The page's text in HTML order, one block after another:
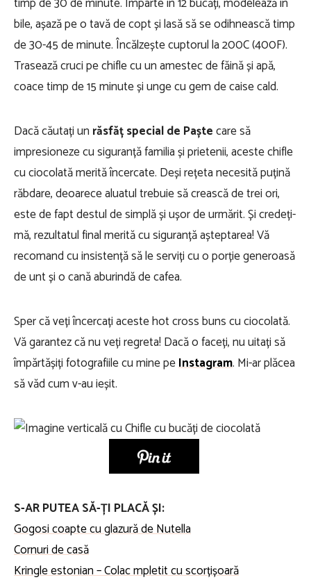
bile, așază pe o tavă de copt și lasă să se odihnească timp
de 30-45 de minute. Încălzește cuptorul la 200C (400F).
Trasează cruci pe chifle cu un amestec de făină și apă,
coace timp de 15 minute și unge cu gem de caise cald.
Dacă căutați un răsfăț special de Paștecare să
impresioneze cu siguranță familia și prietenii, aceste chifle
cu ciocolată merită încercate. Deși rețeta necesită puțină
răbdare, deoarece aluatul trebuie să crească de trei ori,
este de fapt destul de simplă și ușor de urmărit. Și credeți-
mă, rezultatul final merită cu siguranță așteptarea! Vă
recomand cu insistență să le serviți cu o porție generoasă
de unt și o cană aburindă de cafea.
Sper că veți încercați aceste hot cross buns cu ciocolată.
Vă garantez că nu veți regreta! Dacă o faceți, nu uitați să
împărtășiți fotografiile cu mine peInstagram. Mi-ar plăcea
să văd cum v-au ieșit.
S-AR PUTEA SĂ-ȚI PLACĂ ȘI:
Gogosi coapte cu glazură de Nutella
Cornuri de casă
Kringle estonian – Colac mpletit cu scorțișoară